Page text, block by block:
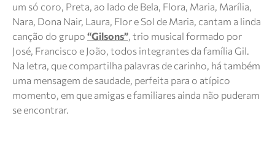
um só coro, Preta, ao lado de Bela, Flora, Maria, Marília,
Nara, Dona Nair, Laura, Flor e Sol de Maria, cantam a linda
canção do grupo “Gilsons”, trio musical formado por
José, Francisco e João, todos integrantes da família Gil.
Na letra, que compartilha palavras de carinho, há também
uma mensagem de saudade, perfeita para o atípico
momento, em que amigas e familiares ainda não puderam
se encontrar.